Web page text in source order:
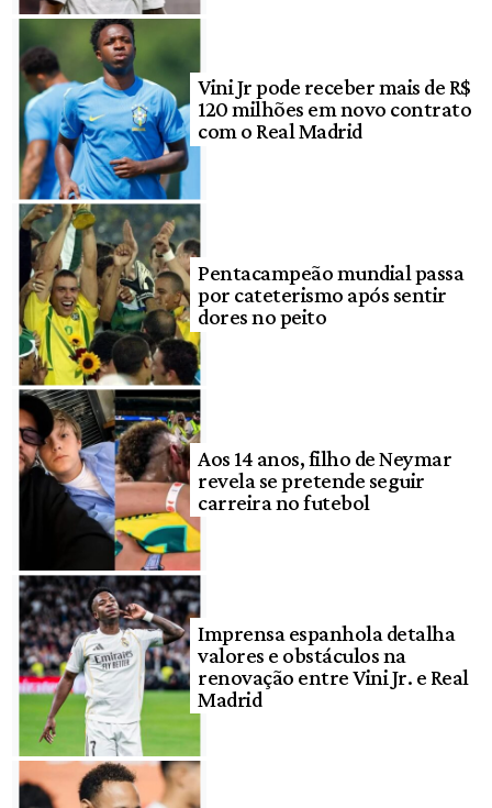
Vini Jr pode receber mais de R$
120 milhões em novo contrato
com o Real Madrid
Pentacampeão mundial passa
por cateterismo após sentir
dores no peito
Aos 14 anos, filho de Neymar
revela se pretende seguir
carreira no futebol
Imprensa espanhola detalha
valores e obstáculos na
renovação entre Vini Jr. e Real
Madrid